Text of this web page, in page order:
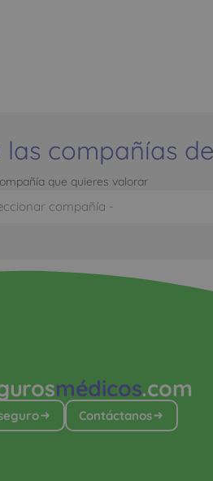
compañías
que quieres valorar
médicos.com
Contáctanos